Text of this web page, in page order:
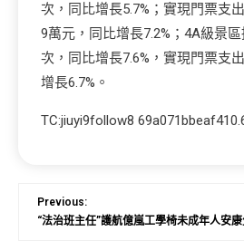
次，同比增長5.7%；實現門票支
9萬元，同比增長7.2%；4A級景
次，同比增長7.6%，實現門票支
增長6.7%。
TC:jiuyi9follow8
Previous:
“法治班主任”護航億嵐工學椅未成年人安